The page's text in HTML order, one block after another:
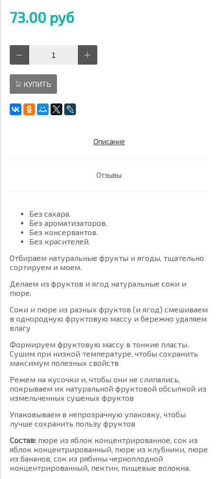
73.00 руб
КУПИТЬ
Описание
Отзывы
Без сахара.
Без ароматизаторов.
Без консервантов.
Без красителей.
Отбираем натуральные фрукты и ягоды, тщательно
сортируем и моем.
Делаем из фруктов и ягод натуральные соки и
пюре.
Соки и пюре из разных фруктов (и ягод) смешиваем
в однородную фруктовую массу и бережно удаляем
влагу
Формируем фруктовую массу в тонкие пласты.
Сушим при низкой температуре, чтобы сохранить
максимум полезных свойств
Режем на кусочки и, чтобы они не слипались,
покрываем их натуральной фруктовой обсыпкой из
измельченных сушеных фруктов
Упаковываем в непрозрачную упаковку, чтобы
лучше сохранить пользу фруктов
Состав: пюре из яблок концентрированное, сок из
яблок концентрированный, пюре из клубники, пюре
из бананов, сок из рябины черноплодной
концентрированный, пектин, пищевые волокна.